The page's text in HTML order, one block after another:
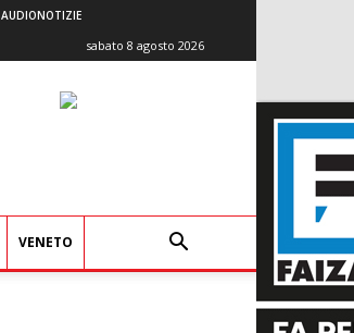
AUDIONOTIZIE
sabato 8 agosto 2026
VENETO